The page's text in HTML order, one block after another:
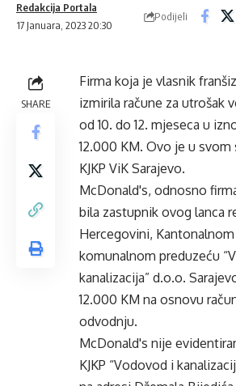
17 Januara, 2023 20:30
Redakcija Portala
Podijeli
SHARE
Firma koja je vlasnik
izmirila račune za utrošak
od 10. do 12. mjeseca u
12.000 KM. Ovo je u
KJKP ViK Sarajevo.
McDonald's, odnosno
bila zastupnik ovog lanca
Hercegovini,
komunalnom preduzeću
kanalizacija” d.o.o.
12.000 KM na osnovu
odvodnju.
McDonald's nije
KJKP “Vodovod i